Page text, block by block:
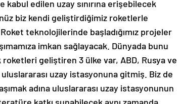
edilen uzay sınırına erişebilecek
biz kendi geliştirdiğimiz roketlerle
teknolojilerinde başladığımız projeler
imkan sağlayacak. Dünyada bunu
geliştiren 3 ülke var, ABD, Rusya ve
uzay istasyonuna gitmiş. Biz de
adına uluslararası uzay istasyonunun